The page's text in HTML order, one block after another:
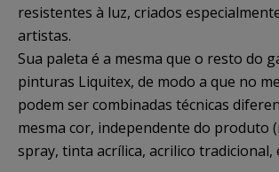
resistentes à luz, criados
artistas.
Sua paleta é a mesma que o resto do
pinturas Liquitex, de modo a que no
podem ser combinadas técnicas
mesma cor, independente do produto
spray, tinta acrílica, acrilico tradicional,